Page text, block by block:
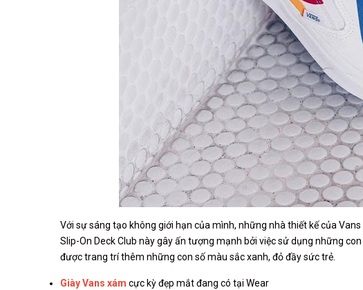
Với sự sáng tạo không giới hạn của mình, những nhà thiết kế của
Slip-On Deck Club này gây ấn tượng mạnh bởi việc sử dụng những
được trang trí thêm những con số màu sắc xanh, đỏ đầy sức trẻ.
Giày Vans xám cực kỳ đẹp mắt đang có tại Wear